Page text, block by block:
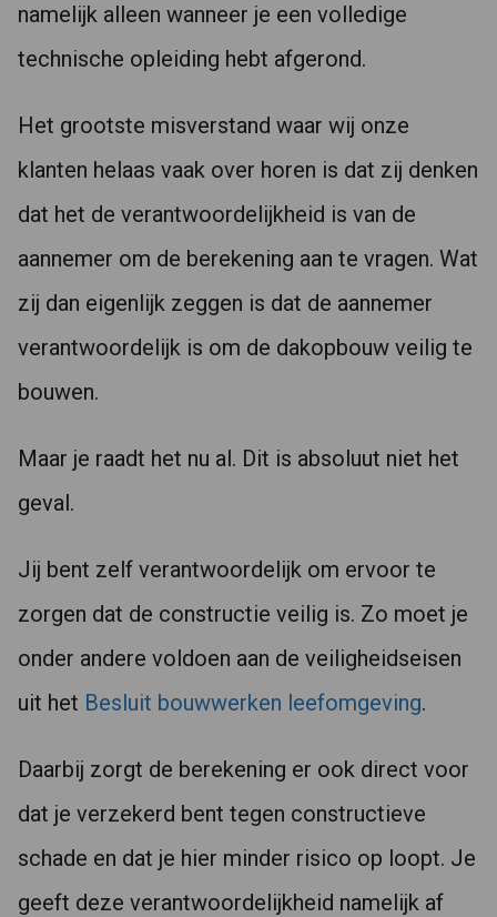
namelijk alleen wanneer je een volledige
technische opleiding hebt afgerond.
Het grootste misverstand waar wij onze
klanten helaas vaak over horen is dat zij denken
dat het de verantwoordelijkheid is van de
aannemer om de berekening aan te vragen. Wat
zij dan eigenlijk zeggen is dat de aannemer
verantwoordelijk is om de dakopbouw veilig te
bouwen.
Maar je raadt het nu al. Dit is absoluut niet het
geval.
Jij bent zelf verantwoordelijk om ervoor te
zorgen dat de constructie veilig is. Zo moet je
onder andere voldoen aan de veiligheidseisen
uit het Besluit bouwwerken leefomgeving.
Daarbij zorgt de berekening er ook direct voor
dat je verzekerd bent tegen constructieve
schade en dat je hier minder risico op loopt. Je
geeft deze verantwoordelijkheid namelijk af